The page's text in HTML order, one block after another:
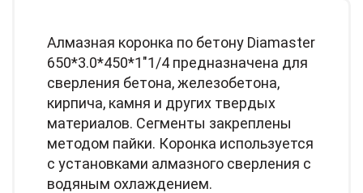
Алмазная коронка по бетону Diamaster
650*3.0*450*1"1/4 предназначена для
сверления бетона, железобетона,
кирпича, камня и других твердых
материалов. Сегменты закреплены
методом пайки. Коронка используется
с установками алмазного сверления с
водяным охлаждением.